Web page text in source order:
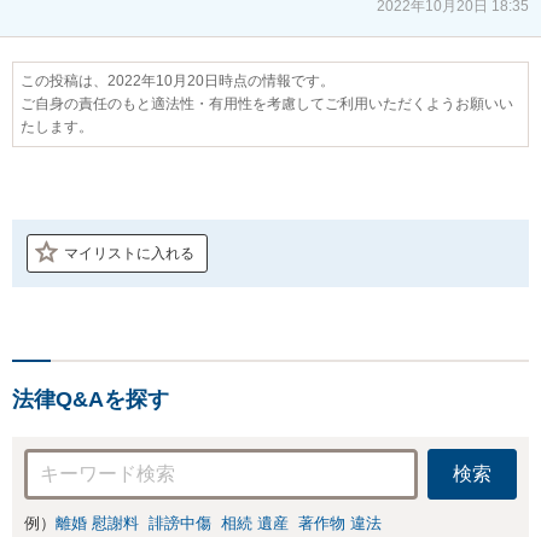
2022年10月20日 18:35
この投稿は、2022年10月20日時点の情報です。
ご自身の責任のもと適法性・有用性を考慮してご利用いただくようお願いい
たします。
マイリストに入れる
法律Q&Aを探す
検索
例） 離婚 慰謝料 誹謗中傷 相続 遺産 著作物 違法